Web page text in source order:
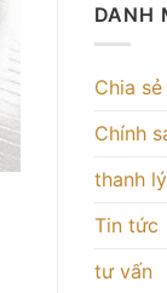
DANH
Chia
Chính
thanh
Tin tức
tư vấn